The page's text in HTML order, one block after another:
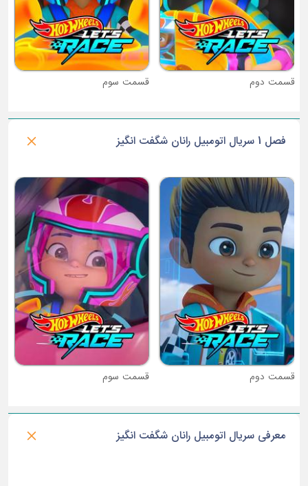
قسمت دوم قسمت سوم
فصل 1 سریال اتومبیل رانان شگفت انگیز
قسمت دوم قسمت سوم
معرفی سریال اتومبیل رانان شگفت انگیز